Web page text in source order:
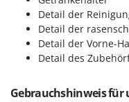
Smartwood
Smeg
Snapper
Spice Electronics
Detail der
Detail der
Detail der Vorne-
Detail des
Gebrauchshinweis für